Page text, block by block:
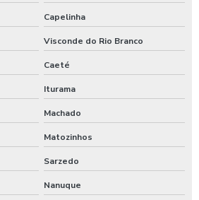
Capelinha
Visconde do Rio Branco
Caeté
Iturama
Machado
Matozinhos
Sarzedo
Nanuque